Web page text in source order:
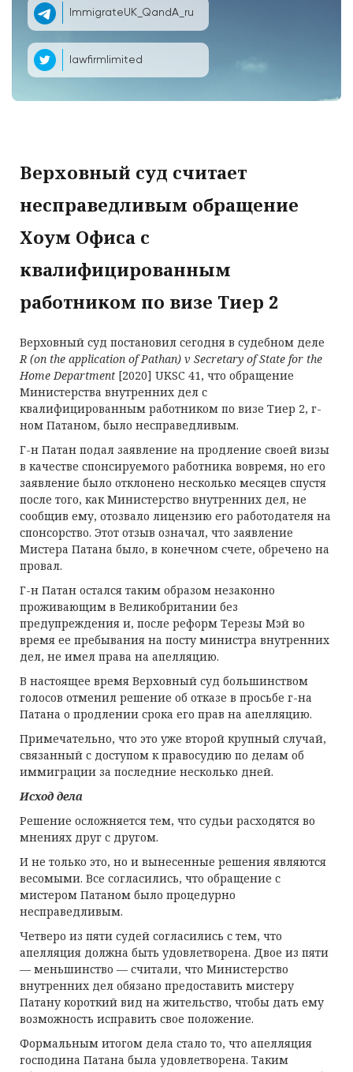
ImmigrateUK_QandA_ru
lawfirmlimited
Верховный суд считает
несправедливым обращение
Хоум Офиса с
квалифицированным
работником по визе Тиер 2
Верховный суд постановил сегодня в судебном деле
R (on the application of Pathan) v Secretary of State for the
Home Department [2020] UKSC 41, что обращение
Министерства внутренних дел с
квалифицированным работником по визе Тиер 2, г-
ном Патаном, было несправедливым.
Г-н Патан подал заявление на продление своей визы
в качестве спонсируемого работника вовремя, но его
заявление было отклонено несколько месяцев спустя
после того, как Министерство внутренних дел, не
сообщив ему, отозвало лицензию его работодателя на
спонсорство. Этот отзыв означал, что заявление
Мистера Патана было, в конечном счете, обречено на
провал.
Г-н Патан остался таким образом незаконно
проживающим в Великобритании без
предупреждения и, после реформ Терезы Мэй во
время ее пребывания на посту министра внутренних
дел, не имел права на апелляцию.
В настоящее время Верховный суд большинством
голосов отменил решение об отказе в просьбе г-на
Патана о продлении срока его прав на апелляцию.
Примечательно, что это уже второй крупный случай,
связанный с доступом к правосудию по делам об
иммиграции за последние несколько дней.
Исход дела
Решение осложняется тем, что судьи расходятся во
мнениях друг с другом.
И не только это, но и вынесенные решения являются
весомыми. Все согласились, что обращение с
мистером Патаном было процедурно
несправедливым.
Четверо из пяти судей согласились с тем, что
апелляция должна быть удовлетворена. Двое из пяти
— меньшинство — считали, что Министерство
внутренних дел обязано предоставить мистеру
Патану короткий вид на жительство, чтобы дать ему
возможность исправить свое положение.
Формальным итогом дела стало то, что апелляция
господина Патана была удовлетворена. Таким